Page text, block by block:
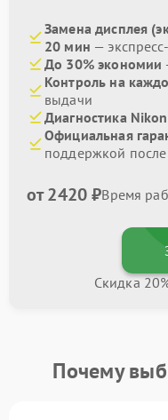
Замена дисплея
20 мин —
До 30% экономии
Контроль на
выдачи
Диагностика
Официальная
поддержкой
от 2420 ₽Время
Скидка
Почему